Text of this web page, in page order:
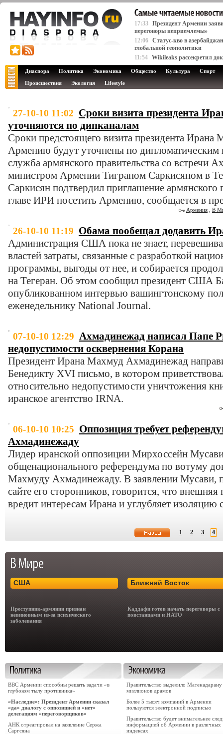
17:33 Президент Армении
переговоры неприемлемы»
12:06 Статус-кво в
глобальной геополитики
11:54 Wikileaks рассекретил
Диаспора Политика Экономика Общество Культура
Спорт
Происшествия
Экология Lifestyle
27-10-10 11:02 Сроки визита президента
уточняются по дипканалам
Сроки предстоящего визита президента
Армению будут уточнены по дипломатическим
служба армянского правительства со встречи
министром Армении Тиграном Саркисяном в
Саркисян подтвердил приглашение армянского
главе ИРИ посетить Армению, сообщается в
Армения В
26-10-10 11:19 Обама пообещал додавить
Администрация США пока не знает,
властей затраты, связанные с разработкой
программы, выгоды от нее, и собирается
на Тегеран. Об этом сообщил президент США
опубликованном интервью вашингтонскому
еженедельнику National Journal.
07-10-10 12:29 Ахмадинежад написал Папе
недопустимости осквернения Корана
Президент Ирана Махмуд Ахмадинежад
Бенедикту XVI письмо, в котором
относительно недопустимости уничтожения
иранское агентство IRNA.
06-10-10 10:25 Оппозиция требует
Ахмадинежаду
Лидер иранской оппозиции Мирхоссейн Мусави
общенационального референдума по вотуму
Махмуду Ахмадинежаду. В заявлении Мусави,
сайте его сторонников, говорится, что
вредит интересам Ирана и углубляет изоляцию
1 2 3 4
США
Преступник-армянин признан
невиновным из-за психического
заболевания
Ближний Восток
Каддафи готов начать переговоры с
повстанцами и НАТО
ВВС Армении способны решать задачи «в
глубоком тылу противника»
«Наследие»: Президент Армении сказал
«да» диалогу с оппозицией и «нет»
делегациям «переговорщиков»
АНК отреагировал на заявление Сержа
Саргсяна
Правительство выделило
миллионов драмов
Более 5 тысяч компаний в Армении
пользуются электронной подписью
Правительство будет внимательнее
информацией об Армении в различных
индексах